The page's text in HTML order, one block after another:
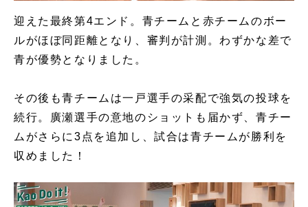
迎えた最終第4エンド。青チームと赤チームのボー
ルがほぼ同距離となり、審判が計測。わずかな差で
青が優勢となりました。
その後も青チームは一戸選手の采配で強気の投球を
続行。廣瀬選手の意地のショットも届かず、青チー
ムがさらに3点を追加し、試合は青チームが勝利を
収めました！